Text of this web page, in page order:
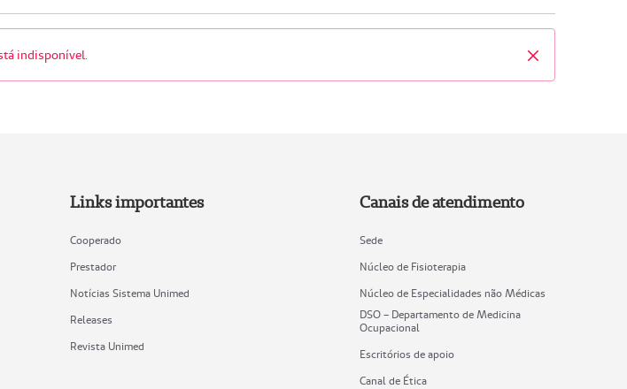
Fechar
indisponível.
Links importantes
Cooperado
Prestador
Notícias Sistema Unimed
Releases
Revista Unimed
Canais de atendimento
Sede
Núcleo de Fisioterapia
Núcleo de Especialidades não Médicas
DSO – Departamento de Medicina
Ocupacional
Escritórios de apoio
Canal de Ética